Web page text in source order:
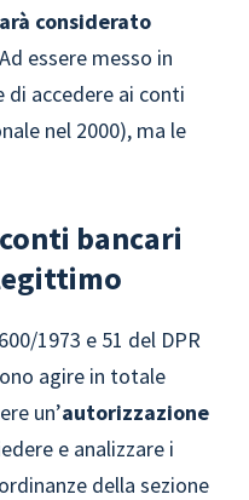
considerato
essere messo in
di accedere ai conti
nel 2000), ma le
bancari
1973 e 51 del DPR
agire in totale
un’autorizzazione
e analizzare i
della sezione